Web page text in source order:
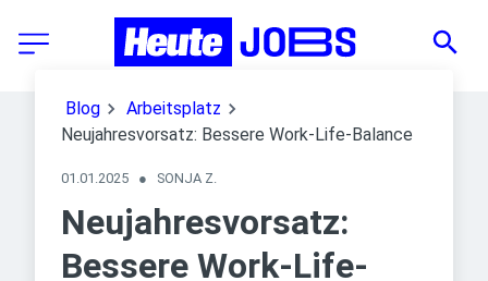
Blog
Arbeitsplatz
Neujahresvorsatz: Bessere Work-Life-Balance
01.01.2025 ● SONJA Z.
Neujahresvorsatz:
Bessere Work-Life-